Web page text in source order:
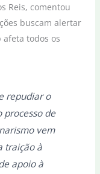
Reis, comentou
buscam alertar
afeta todos os
repudiar o
processo de
vem
traição à
apoio à